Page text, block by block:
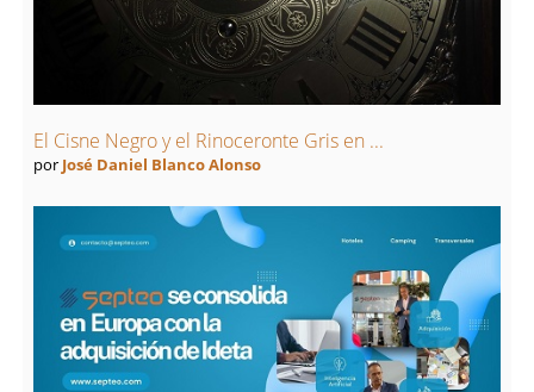
El Cisne Negro y el Rinoceronte Gris en ...
por José Daniel Blanco Alonso